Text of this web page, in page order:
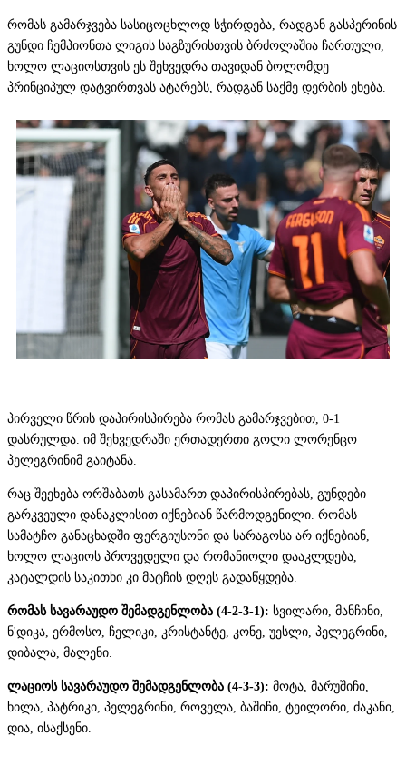
რომას გამარჯვება სასიცოცხლოდ სჭირდება, რადგან გასპერინის
გუნდი ჩემპიონთა ლიგის საგზურისთვის ბრძოლაშია ჩართული,
ხოლო ლაციოსთვის ეს შეხვედრა თავიდან ბოლომდე
პრინციპულ დატვირთვას ატარებს, რადგან საქმე დერბის ეხება.
პირველი წრის დაპირისპირება რომას გამარჯვებით, 0-1
დასრულდა. იმ შეხვედრაში ერთადერთი გოლი ლორენცო
პელეგრინიმ გაიტანა.
რაც შეეხება ორშაბათს გასამართ დაპირისპირებას, გუნდები
გარკვეული დანაკლისით იქნებიან წარმოდგენილი. რომას
სამატჩო განაცხადში ფერგიუსონი და სარაგოსა არ იქნებიან,
ხოლო ლაციოს პროვედელი და რომანიოლი დააკლდება,
კატალდის საკითხი კი მატჩის დღეს გადაწყდება.
რომას სავარაუდო შემადგენლობა (4-2-3-1): სვილარი, მანჩინი,
ნ'დიკა, ერმოსო, ჩელიკი, კრისტანტე, კონე, უესლი, პელეგრინი,
დიბალა, მალენი.
ლაციოს სავარაუდო შემადგენლობა (4-3-3): მოტა, მარუშიჩი,
ხილა, პატრიკი, პელეგრინი, როველა, ბაშიჩი, ტეილორი, ძაკანი,
დია, ისაქსენი.